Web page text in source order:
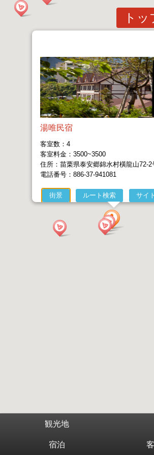
観光地
宿泊
ト
湯唯民宿
客室数：4
客室料金：3500~3500
住所：苗栗県泰安郷錦水村橫龍山72-2
電話番号：886-37-941081
街景 ルート検索 サイト